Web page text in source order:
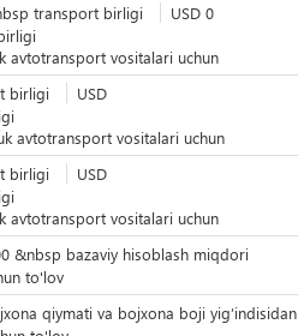
transport birligi USD 0
avtotransport vositalari uchun
birligi
USD
avtotransport vositalari uchun
birligi
USD
avtotransport vositalari uchun
&nbsp bazaviy hisoblash miqdori
to'lov
qiymati va bojxona boji yig’indisidan